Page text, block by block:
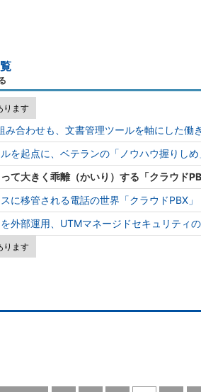
ります
み合わせも、文書管理ツールを軸にした働
を起点に、ベテランの「ノウハウ握りし
て大きく乖離（かいり）する「クラウド
に移管される電話の世界「クラウドPBX」
外部運用、UTMマネージドセキュリティ
ります